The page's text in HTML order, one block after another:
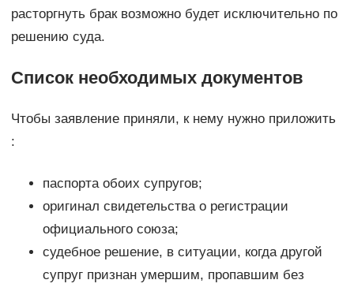
расторгнуть брак возможно будет исключительно по
решению суда.
Список необходимых документов
Чтобы заявление приняли, к нему нужно приложить
:
паспорта обоих супругов;
оригинал свидетельства о регистрации
официального союза;
судебное решение, в ситуации, когда другой
супруг признан умершим, пропавшим без